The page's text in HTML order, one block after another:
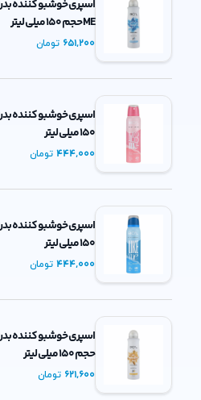
ME حجم 150 میلی لیتر
651,200 تومان
150 میلی لیتر
444,000تومان
150 میلی لیتر
444,000تومان
حجم 150 میلی لیتر
621,600 تومان